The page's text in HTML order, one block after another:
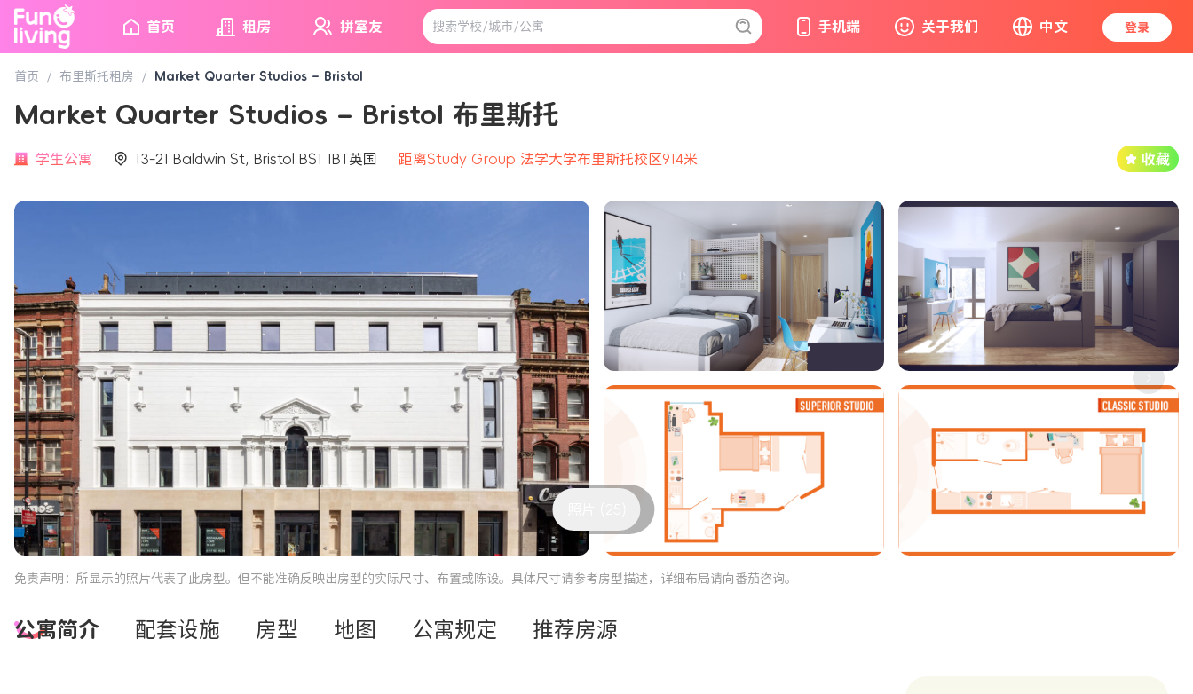
首页 租房 拼室友 手机端 关于我们 中文 登录
首页 / 布里斯托租房 / Market Quarter Studios – Bristol
Market Quarter Studios – Bristol 布里斯托
学生公寓 13-21 Baldwin St, Bristol BS1 1BT英国 距离Study Group 法学大学布里斯托校区914米
免责声明：所显示的照片代表了此房型。但不能准确反映出房型的实际尺寸、布置或陈设。具体尺寸请参考房型描述，详细布局请向番茄咨询。
公寓简介 配套设施 房型 地图 公寓规定 推荐房源